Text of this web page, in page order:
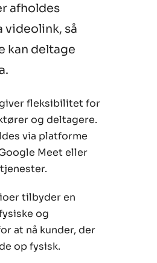
afholdes
videolink, så
kan deltage
fleksibilitet for
og deltagere.
via platforme
Meet eller
tilbyder en
og
at nå kunder, der
op fysisk.